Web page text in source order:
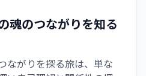
魂のつながりを知る
ながりを探る旅は、単な